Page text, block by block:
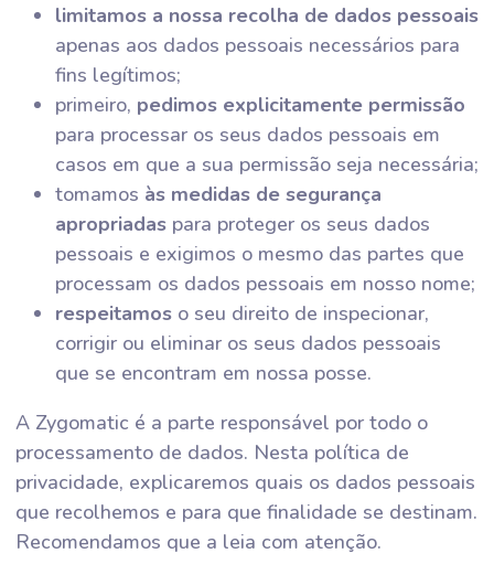
limitamos a nossa recolha de dados pessoais
apenas aos dados pessoais necessários para
fins legítimos;
primeiro, pedimos explicitamente permissão
para processar os seus dados pessoais em
casos em que a sua permissão seja necessária;
tomamos às medidas de segurança
apropriadaspara proteger os seus dados
pessoais e exigimos o mesmo das partes que
processam os dados pessoais em nosso nome;
respeitamoso seu direito de inspecionar,
corrigir ou eliminar os seus dados pessoais
que se encontram em nossa posse.
A Zygomatic é a parte responsável por todo o
processamento de dados. Nesta política de
privacidade, explicaremos quais os dados pessoais
que recolhemos e para que finalidade se destinam.
Recomendamos que a leia com atenção.